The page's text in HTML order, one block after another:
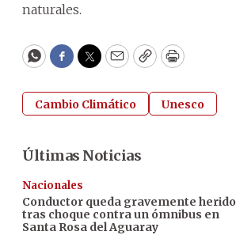
naturales.
WhatsApp
Facebook
Twitter
EmailCopyPrint
Cambio Climático Unesco
Últimas Noticias
Nacionales
Conductor queda gravemente herido
tras choque contra un ómnibus en
Santa Rosa del Aguaray